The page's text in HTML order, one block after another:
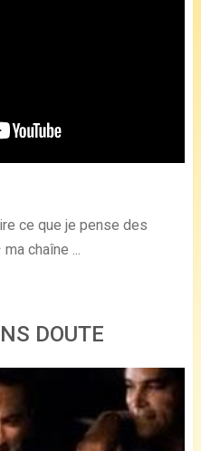
ce que je pense des
chaîne ...
DOUTE